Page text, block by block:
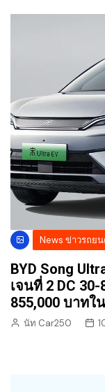
News ข่าวรถย
BYD Song
เจนที่ 2 DC
855,000 บาทใ
นัท Car250